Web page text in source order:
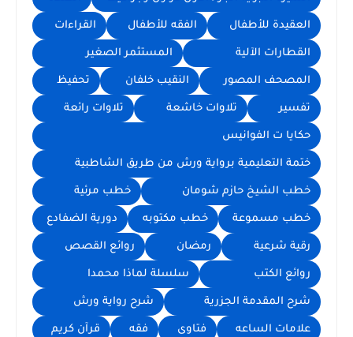
العقيدة للأطفال الفقه للأطفال القراءات
القطارات الآلية المستثمر الصغير
المصحف المصور النقيب خلفان تحفيظ
تفسير تلاوات خاشعة تلاوات رائعة
حكايا ت الفوانيس
ختمة التعليمية برواية ورش من طريق الشاطبية
خطب الشيخ حازم شومان خطب مرئية
خطب مسموعة خطب مكتوبه دورية الضفادع
رقية شرعية رمضان روائع القصص
روائع الكتب سلسلة لماذا محمدا
شرح المقدمة الجزرية شرح رواية ورش
علامات الساعه فتاوى فقه قرآن كريم